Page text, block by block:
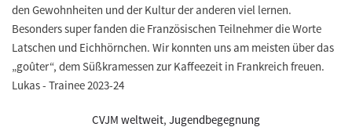
den Gewohnheiten und der Kultur der anderen viel lernen.
Besonders super fanden die Französischen Teilnehmer die Worte
Latschen und Eichhörnchen. Wir konnten uns am meisten über das
„goûter“, dem Süßkramessen zur Kaffeezeit in Frankreich freuen.
Lukas - Trainee 2023-24
CVJM weltweit, Jugendbegegnung